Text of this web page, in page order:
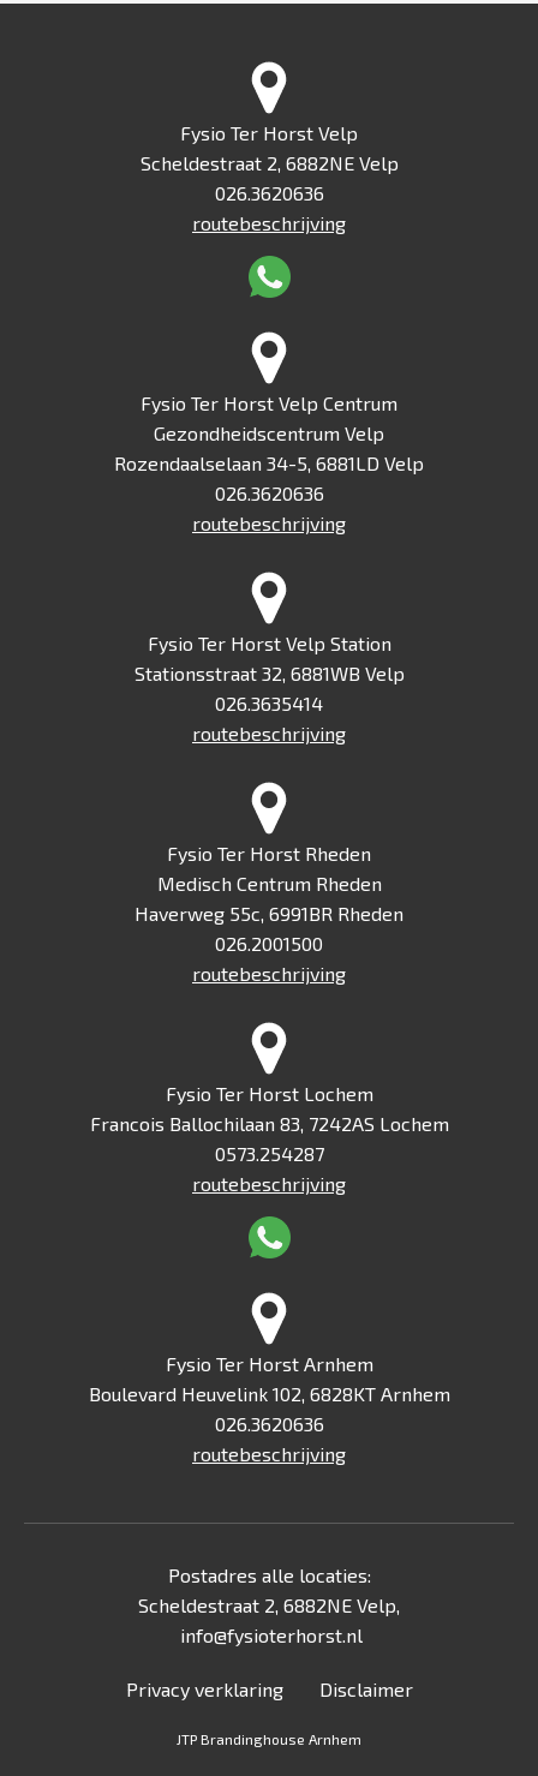
Fysio Ter Horst Velp
Scheldestraat 2, 6882NE Velp
026.3620636
routebeschrijving
Fysio Ter Horst Velp Centrum
Gezondheidscentrum Velp
Rozendaalselaan 34-5, 6881LD Velp
026.3620636
routebeschrijving
Fysio Ter Horst Velp Station
Stationsstraat 32, 6881WB Velp
026.3635414
routebeschrijving
Fysio Ter Horst Rheden
Medisch Centrum Rheden
Haverweg 55c, 6991BR Rheden
026.2001500
routebeschrijving
Fysio Ter Horst Lochem
Francois Ballochilaan 83, 7242AS Lochem
0573.254287
routebeschrijving
Fysio Ter Horst Arnhem
Boulevard Heuvelink 102, 6828KT Arnhem
026.3620636
routebeschrijving
Postadres alle locaties:
Scheldestraat 2, 6882NE Velp,
info@fysioterhorst.nl
Privacy verklaring Disclaimer
JTP Brandinghouse Arnhem